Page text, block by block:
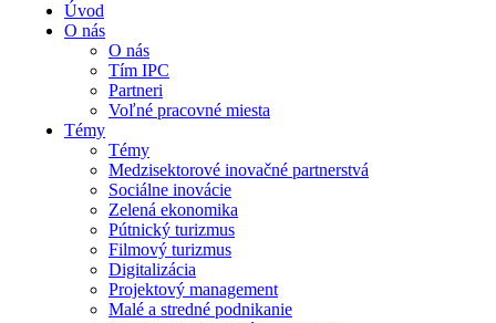
Úvod
O nás
O nás
Tím IPC
Partneri
Voľné pracovné miesta
Témy
Témy
Medzisektorové inovačné partnerstvá
Sociálne inovácie
Zelená ekonomika
Pútnický turizmus
Filmový turizmus
Digitalizácia
Projektový management
Malé a stredné podnikanie